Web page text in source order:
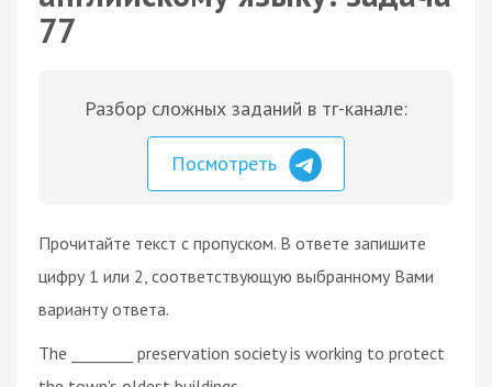
77
Разбор сложных заданий в тг-канале:
Посмотреть
Прочитайте текст с пропуском. В ответе запишите
цифру 1 или 2, соответствующую выбранному Вами
варианту ответа.
The ________ preservation society is working to protect